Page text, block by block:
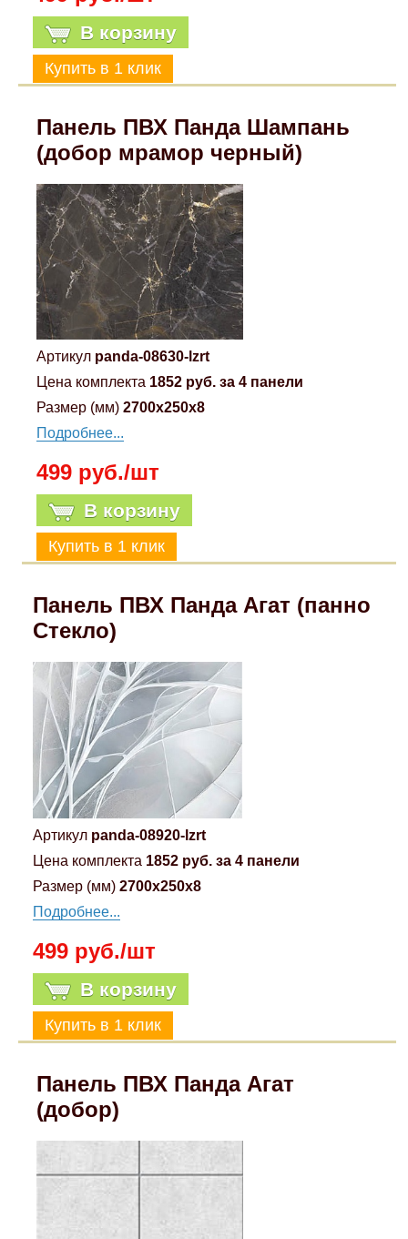
В корзину
Панель ПВХ Панда Шампань
(добор мрамор черный)
Артикул panda-08630-lzrt
Цена комплекта 1852 руб. за 4 панели
Размер (мм) 2700x250x8
Подробнее...
499 руб./шт
В корзину
Панель ПВХ Панда Агат (панно
Стекло)
Артикул panda-08920-lzrt
Цена комплекта 1852 руб. за 4 панели
Размер (мм) 2700x250x8
Подробнее...
499 руб./шт
В корзину
Панель ПВХ Панда Агат
(добор)